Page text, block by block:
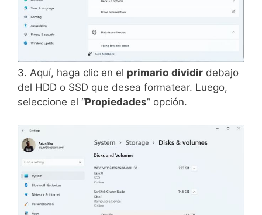
3. Aquí, haga clic en el primario dividir debajo
del HDD o SSD que desea formatear. Luego,
seleccione el “Propiedades” opción.